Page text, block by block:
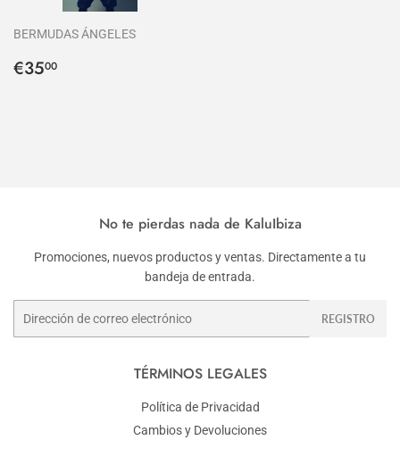
BERMUDAS ÁNGELES
Precio
€3500
No te pierdas nada de KaluIbiza
Promociones, nuevos productos y ventas. Directamente a tu
bandeja de entrada.
Correo
REGISTRO
TÉRMINOS LEGALES
Política de Privacidad
Cambios y Devoluciones